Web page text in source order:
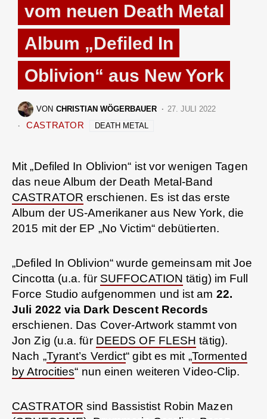
vom neuen Death Metal
Album „Defiled In
Oblivion“ aus New York
VON CHRISTIAN WÖGERBAUER 27. JULI 2022
CASTRATOR DEATH METAL
Mit „Defiled In Oblivion“ ist vor wenigen Tagen
das neue Album der Death Metal-Band
CASTRATOR erschienen. Es ist das erste
Album der US-Amerikaner aus New York, die
2015 mit der EP „No Victim“ debütierten.
„Defiled In Oblivion“ wurde gemeinsam mit Joe
Cincotta (u.a. für SUFFOCATION tätig) im Full
Force Studio aufgenommen und ist am 22.
Juli 2022 via Dark Descent Records
erschienen. Das Cover-Artwork stammt von
Jon Zig (u.a. für DEEDS OF FLESH tätig).
Nach „Tyrant’s Verdict“ gibt es mit „Tormented
by Atrocities“ nun einen weiteren Video-Clip.
CASTRATOR sind Bassistist Robin Mazen